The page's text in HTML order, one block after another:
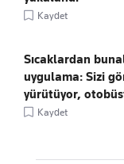
Kaydet
Sıcaklardan
uygulama: Sizi
yürütüyor,
Kaydet